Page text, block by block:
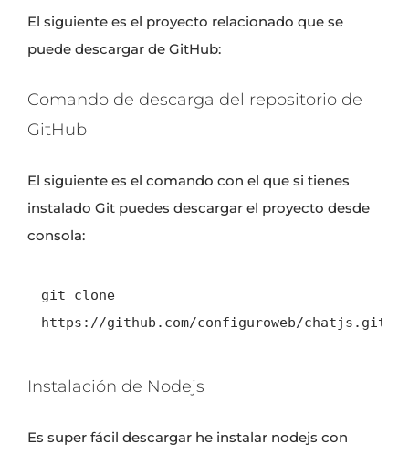
El siguiente es el proyecto relacionado que se
puede descargar de GitHub:
Comando de descarga del repositorio de
GitHub
El siguiente es el comando con el que si tienes
instalado Git puedes descargar el proyecto desde
consola:
git clone
https://github.com/configuroweb/chatjs.git
Instalación de Nodejs
Es super fácil descargar he instalar nodejs con